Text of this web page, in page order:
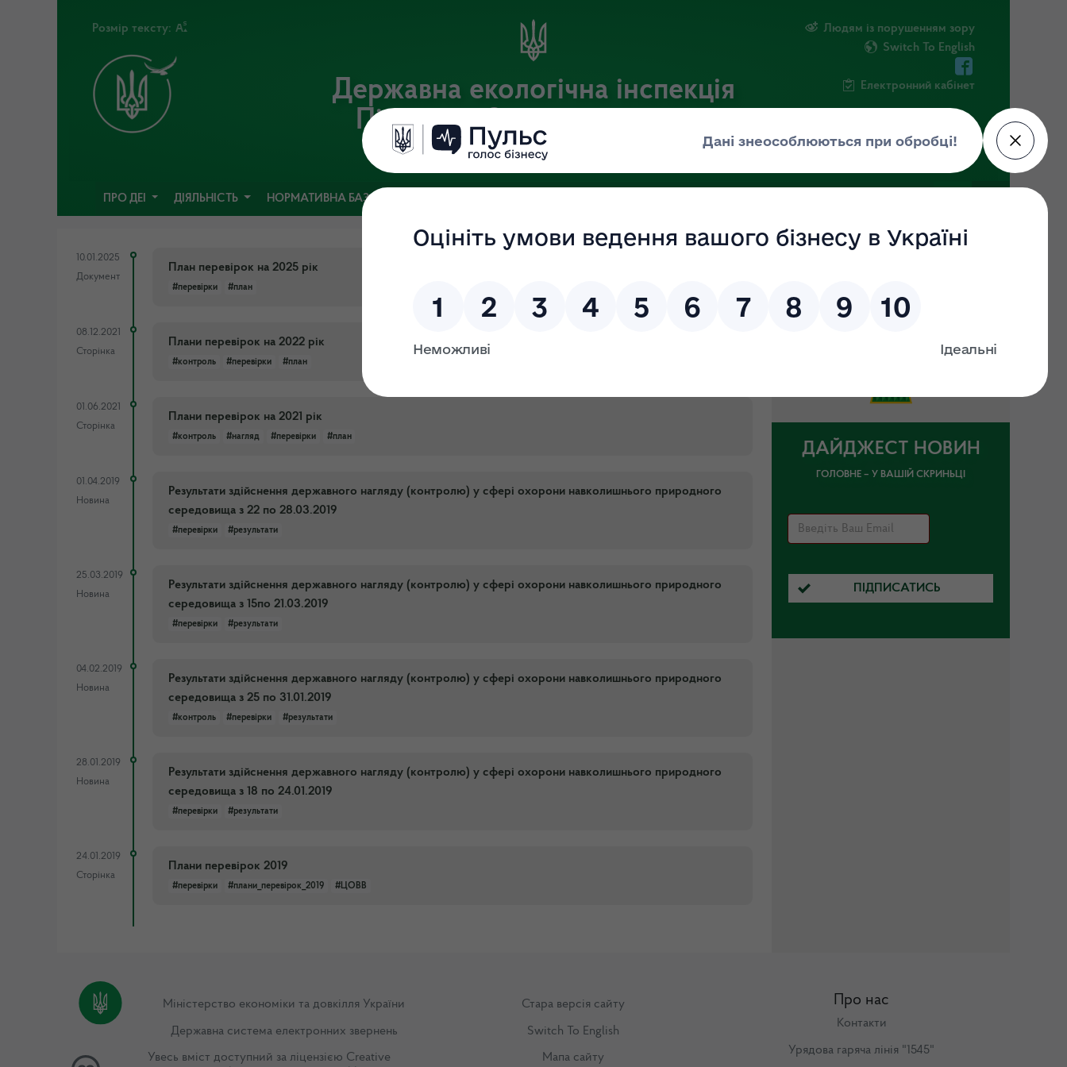
Розмір тексту:
Державна екологічна інспекція
Південно-Західного округу
Офіційний веб-портал Державної екологічної інспекції України
Людям із порушенням зору
Switch To English
Електронний кабінет
ПРО ДЕІ ДІЯЛЬНІСТЬ НОРМАТИВНА БАЗА
10.01.2025
Документ
План перевірок на 2025 рік
#перевірки #план
08.12.2021
Сторінка
Плани перевірок на 2022 рік
#контроль #перевірки #план
01.06.2021
Сторінка
Плани перевірок на 2021 рік
#контроль #нагляд #перевірки #план
01.04.2019
Новина
Результати здійснення державного нагляду (контролю) у сфері охорони навколишнього природного
середовища з 22 по 28.03.2019
#перевірки #результати
25.03.2019
Новина
Результати здійснення державного нагляду (контролю) у сфері охорони навколишнього природного
середовища з 15по 21.03.2019
#перевірки #результати
04.02.2019
Новина
Результати здійснення державного нагляду (контролю) у сфері охорони навколишнього природного
середовища з 25 по 31.01.2019
#контроль #перевірки #результати
28.01.2019
Новина
Результати здійснення державного нагляду (контролю) у сфері охорони навколишнього природного
середовища з 18 по 24.01.2019
#перевірки #результати
24.01.2019
Сторінка
Плани перевірок 2019
#перевірки #плани_перевірок_2019 #ЦОВВ
ДАЙДЖЕСТ НОВИН
ГОЛОВНЕ – У ВАШІЙ СКРИНЬЦІ
ПІДПИСАТИСЬ
Міністерство економіки та довкілля України
Державна система електронних звернень
Увесь вміст доступний за ліцензією Creative
Стара версія сайту
Switch To English
Мапа сайту
Про нас
Контакти
Урядова гаряча лінія "1545"